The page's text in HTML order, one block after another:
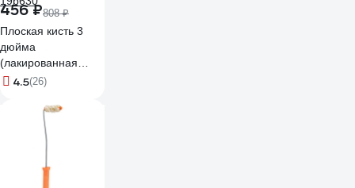
456 ₽808 ₽
Плоская кисть 3
дюйма
(лакированная
деревянная ручка,
щетина, для
масляных красок)
TOPEX Профи
4.5(26)